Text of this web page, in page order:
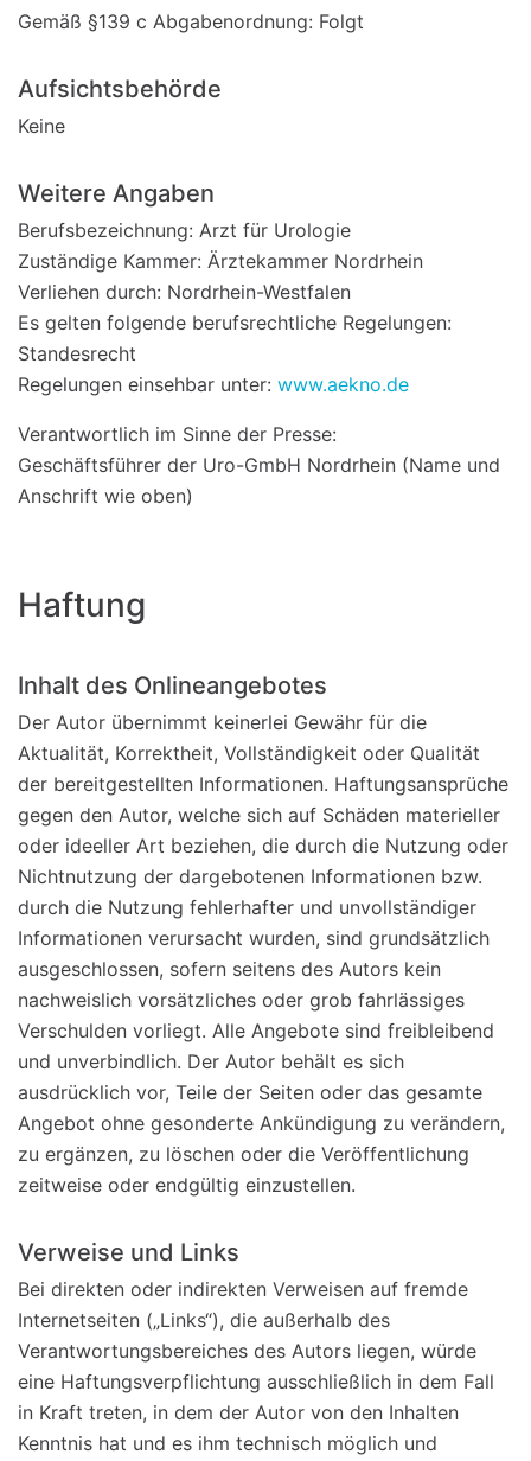
Gemäß §139 c Abgabenordnung: Folgt
Aufsichtsbehörde
Keine
Weitere Angaben
Berufsbezeichnung: Arzt für Urologie
Zuständige Kammer: Ärztekammer Nordrhein
Verliehen durch: Nordrhein-Westfalen
Es gelten folgende berufsrechtliche Regelungen:
Standesrecht
Regelungen einsehbar unter: www.aekno.de
Verantwortlich im Sinne der Presse:
Geschäftsführer der Uro-GmbH Nordrhein (Name und
Anschrift wie oben)
Haftung
Inhalt des Onlineangebotes
Der Autor übernimmt keinerlei Gewähr für die
Aktualität, Korrektheit, Vollständigkeit oder Qualität
der bereitgestellten Informationen. Haftungsansprüche
gegen den Autor, welche sich auf Schäden materieller
oder ideeller Art beziehen, die durch die Nutzung oder
Nichtnutzung der dargebotenen Informationen bzw.
durch die Nutzung fehlerhafter und unvollständiger
Informationen verursacht wurden, sind grundsätzlich
ausgeschlossen, sofern seitens des Autors kein
nachweislich vorsätzliches oder grob fahrlässiges
Verschulden vorliegt. Alle Angebote sind freibleibend
und unverbindlich. Der Autor behält es sich
ausdrücklich vor, Teile der Seiten oder das gesamte
Angebot ohne gesonderte Ankündigung zu verändern,
zu ergänzen, zu löschen oder die Veröffentlichung
zeitweise oder endgültig einzustellen.
Verweise und Links
Bei direkten oder indirekten Verweisen auf fremde
Internetseiten („Links“), die außerhalb des
Verantwortungsbereiches des Autors liegen, würde
eine Haftungsverpflichtung ausschließlich in dem Fall
in Kraft treten, in dem der Autor von den Inhalten
Kenntnis hat und es ihm technisch möglich und